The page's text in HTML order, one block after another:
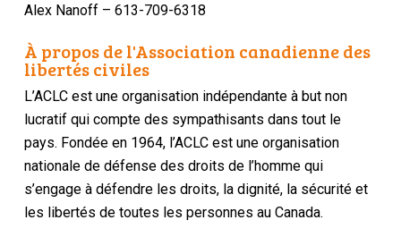
Alex Nanoff – 613-709-6318
À propos de l'Association canadienne des
libertés civiles
L’ACLC est une organisation indépendante à but non
lucratif qui compte des sympathisants dans tout le
pays. Fondée en 1964, l’ACLC est une organisation
nationale de défense des droits de l’homme qui
s’engage à défendre les droits, la dignité, la sécurité et
les libertés de toutes les personnes au Canada.